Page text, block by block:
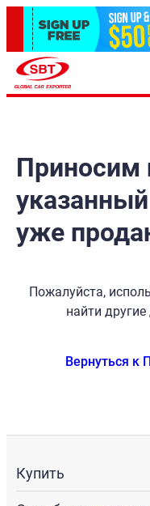
Приносим
указанный
уже
Пожалуйста,
найти
Вернуться к
Купить